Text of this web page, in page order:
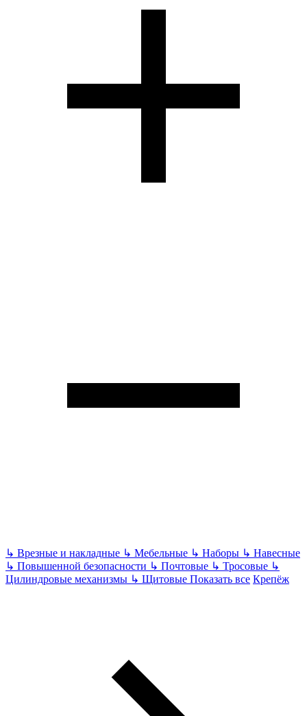
↳ Врезные и накладные ↳ Мебельные ↳ Наборы ↳ Навесные
↳ Повышенной безопасности ↳ Почтовые ↳ Тросовые ↳
Цилиндровые механизмы ↳ Щитовые Показать все Крепёж